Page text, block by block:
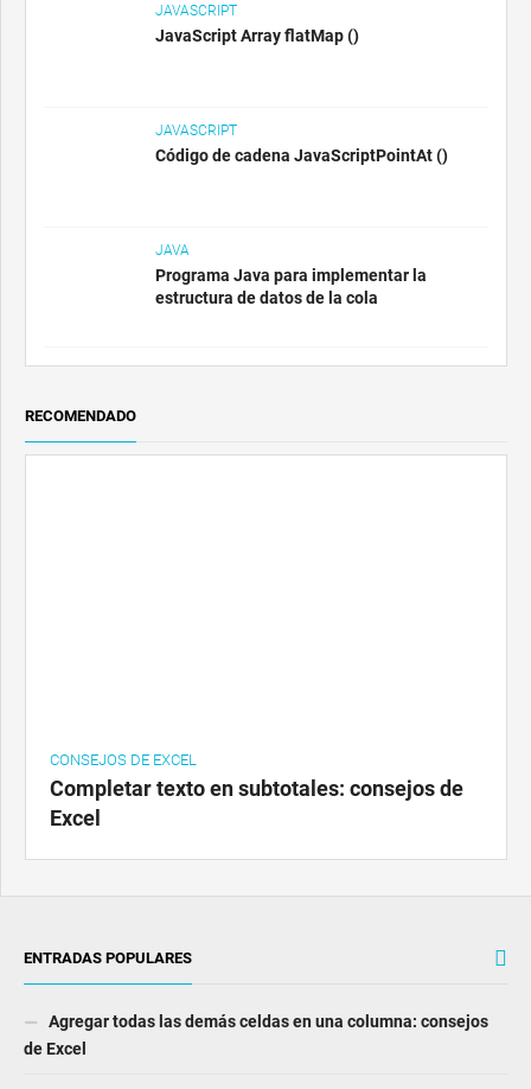
JAVASCRIPT
JavaScript Array flatMap ()
JAVASCRIPT
Código de cadena JavaScriptPointAt ()
JAVA
Programa Java para implementar la
estructura de datos de la cola
RECOMENDADO
CONSEJOS DE EXCEL
Completar texto en subtotales: consejos de
Excel
ENTRADAS POPULARES
Agregar todas las demás celdas en una columna: consejos
de Excel